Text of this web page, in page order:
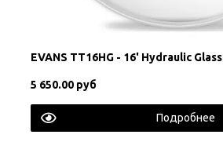
EVANS TT16HG - 16' Hydraulic Glass
5 650.00 руб
Подробнее